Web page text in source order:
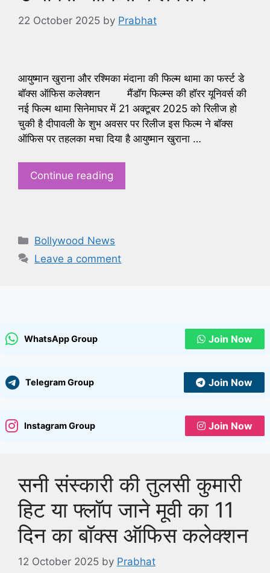
22 October 2025 by Prabhat
आयुष्मान खुराना और रश्मिका मंदाना की फिल्म थामा का फर्स्ट डे
बॉक्स ऑफिस कलेक्शन मैंडॉग फिल्म्स की हॉरर यूनिवर्स की
नई फिल्म थामा सिनेमाघर में 21 अक्टूबर 2025 को रिलीज हो
चुकी है दीपावली के शुभ अवसर पर रिलीज इस फिल्म ने बॉक्स
ऑफिस पर तहलका मचा दिया है आयुष्मान खुराना …
Continue reading
Categories
Bollywood News
Leave a comment
WhatsApp Group Join Now
Telegram Group Join Now
Instagram Group Join Now
सनी संस्कारी की तुलसी कुमारी
हिट या फ्लॉप जाने मूवी का 11
दिन का बॉक्स ऑफिस कलेक्शन
12 October 2025 by Prabhat